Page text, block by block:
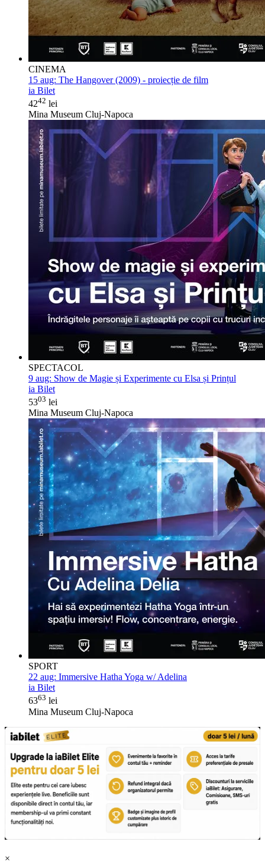
CINEMA
15 aug: The Hangover (2009) - proiecție de film
ia Bilet
4242 lei
Mina Museum Cluj-Napoca
SPECTACOL
9 aug: Show de Magie și Experimente cu Elsa și Prințul
ia Bilet
5303 lei
Mina Museum Cluj-Napoca
SPORT
22 aug: Immersive Hatha Yoga w/ Adelina
ia Bilet
6363 lei
Mina Museum Cluj-Napoca
×